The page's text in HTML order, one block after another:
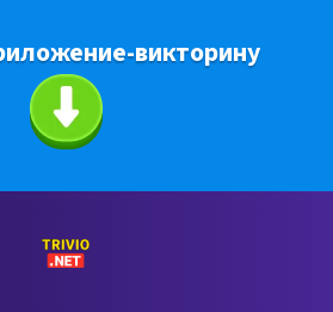
викторину